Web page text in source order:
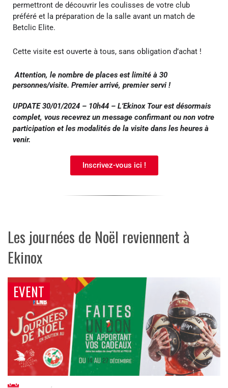
permettront de découvrir les coulisses de votre club
préféré et la préparation de la salle avant un match de
Betclic Elite.
Cette visite est ouverte à tous, sans obligation d’achat !
Attention, le nombre de places est limité à 30
personnes/visite. Premier arrivé, premier servi !
UPDATE 30/01/2024 – 10h44 – L’Ekinox Tour est désormais
complet, vous recevrez un message confirmant ou non votre
participation et les modalités de la visite dans les heures à
venir.
Inscrivez-vous ici !
Les journées de Noël reviennent à
Ekinox
EVENT